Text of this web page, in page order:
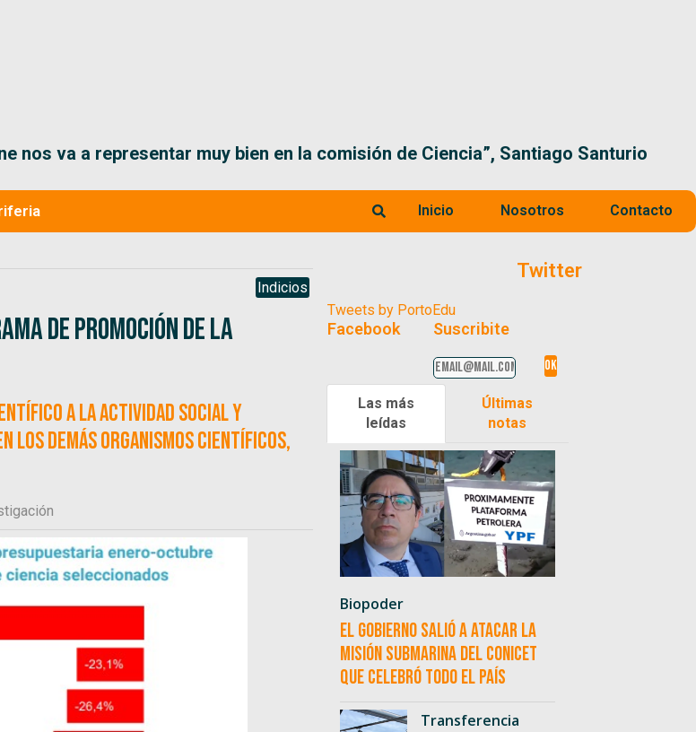
nos va a representar muy bien en la comisión de Ciencia”, Santiago Santurio
Inicio Nosotros Contacto
Indicios
de Promoción de la
a la actividad social y
los demás organismos científicos,
Twitter
Tweets by PortoEdu
Facebook Suscribite
Las más
leídas
Últimas
notas
Biopoder
El Gobierno salió a atacar la
misión submarina del CONICET
que celebró todo el país
Transferencia